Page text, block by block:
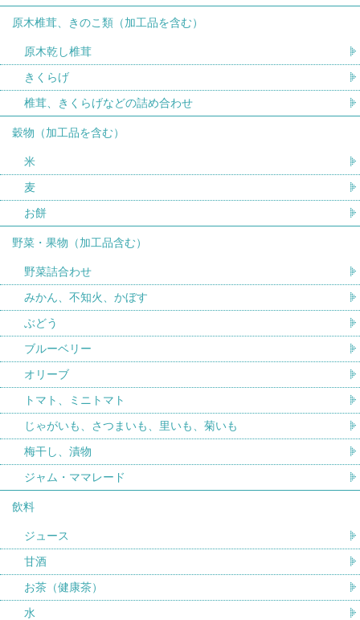
原木椎茸、きのこ類（加工品を含む）
原木乾し椎茸
きくらげ
椎茸、きくらげなどの詰め合わせ
穀物（加工品を含む）
米
麦
お餅
野菜・果物（加工品含む）
野菜詰合わせ
みかん、不知火、かぼす
ぶどう
ブルーベリー
オリーブ
トマト、ミニトマト
じゃがいも、さつまいも、里いも、菊いも
梅干し、漬物
ジャム・ママレード
飲料
ジュース
甘酒
お茶（健康茶）
水